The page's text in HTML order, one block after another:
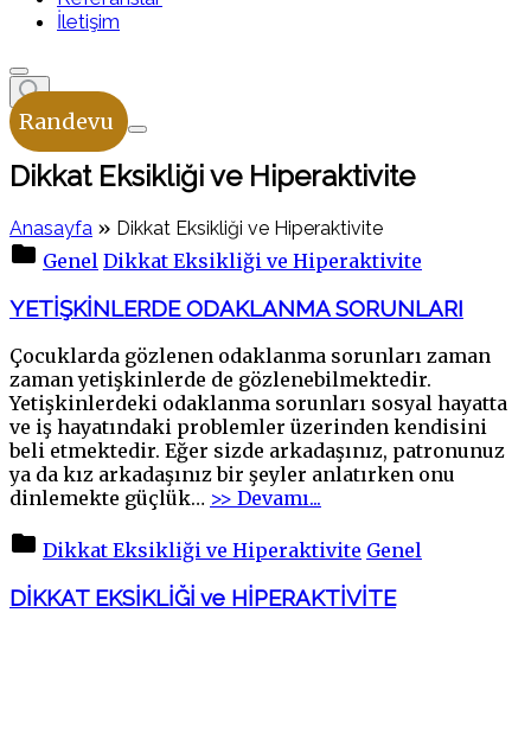
İletişim
Randevu
Dikkat Eksikliği ve Hiperaktivite
Anasayfa » Dikkat Eksikliği ve Hiperaktivite
Genel Dikkat Eksikliği ve Hiperaktivite
YETİŞKİNLERDE ODAKLANMA SORUNLARI
Çocuklarda gözlenen odaklanma sorunları zaman
zaman yetişkinlerde de gözlenebilmektedir.
Yetişkinlerdeki odaklanma sorunları sosyal hayatta
ve iş hayatındaki problemler üzerinden kendisini
beli etmektedir. Eğer sizde arkadaşınız, patronunuz
ya da kız arkadaşınız bir şeyler anlatırken onu
dinlemekte güçlük… >> Devamı...
SORUNLARI"
Dikkat Eksikliği ve Hiperaktivite Genel
DİKKAT EKSİKLİĞİ ve HİPERAKTİVİTE